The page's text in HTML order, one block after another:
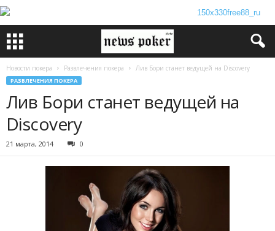
Новости покера Развлечения покера Лив Бори станет ведущей на Discovery
РАЗВЛЕЧЕНИЯ ПОКЕРА
Лив Бори станет ведущей на
Discovery
21 марта, 2014 0